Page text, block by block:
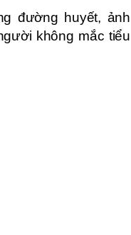
đường huyết, ảnh
không mắc tiểu